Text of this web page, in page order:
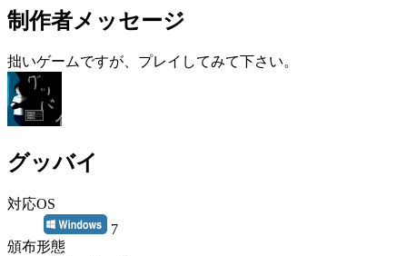
制作者メッセージ
拙いゲームですが、プレイしてみて下さい。
グッバイ
対応OS
7
頒布形態